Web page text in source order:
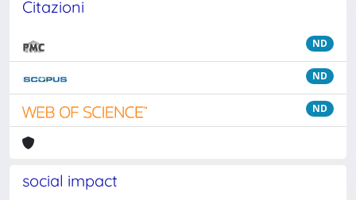
Citazioni
ND
ND
ND
social impact